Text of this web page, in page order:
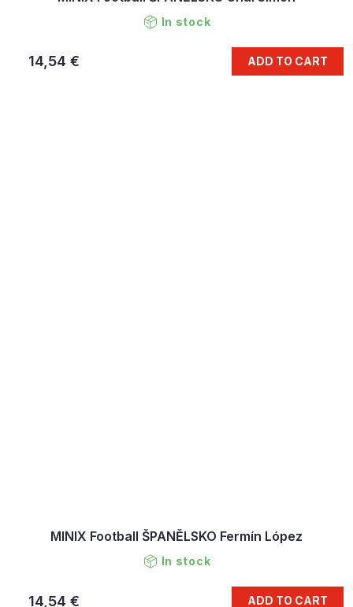
In stock
14,54 € ADD TO CART
MINIX Football ŠPANĚLSKO Fermín López
In stock
14,54 € ADD TO CART